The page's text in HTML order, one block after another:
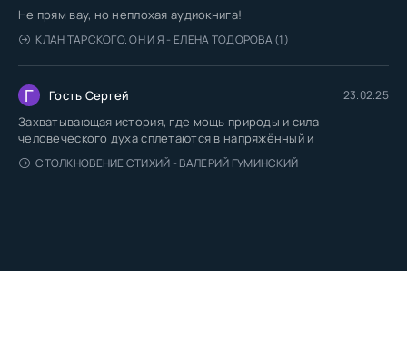
Не прям вау, но неплохая аудиокнига!
КЛАН ТАРСКОГО. ОН И Я - ЕЛЕНА ТОДОРОВА (1)
Г Гость Сергей 23.02.25
Захватывающая история, где мощь природы и сила
человеческого духа сплетаются в напряжённый и
СТОЛКНОВЕНИЕ СТИХИЙ - ВАЛЕРИЙ ГУМИНСКИЙ